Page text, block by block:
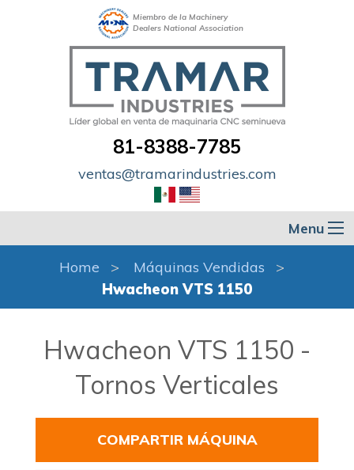
Miembro de la Machinery
Dealers National Association
81-8388-7785
ventas@tramarindustries.com
Menu
Home
Máquinas Vendidas
Hwacheon VTS 1150
Hwacheon VTS 1150 -
Tornos Verticales
COMPARTIR MÁQUINA